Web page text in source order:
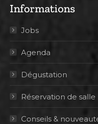
Informations
Jobs
Agenda
Dégustation
Réservation de salle
Conseils &